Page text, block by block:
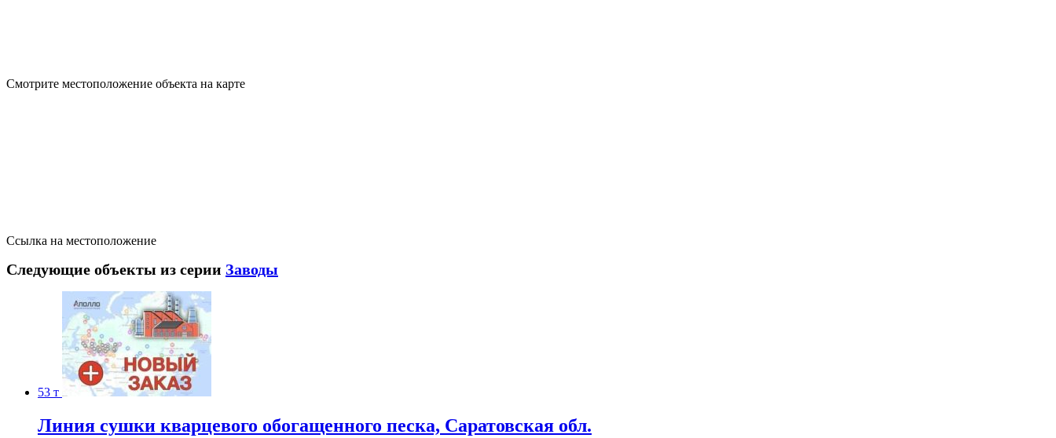
Смотрите местоположение объекта на карте
Ссылка на местоположение
Следующие объекты из серии Заводы
53 т
Линия сушки кварцевого обогащенного песка, Саратовская обл.